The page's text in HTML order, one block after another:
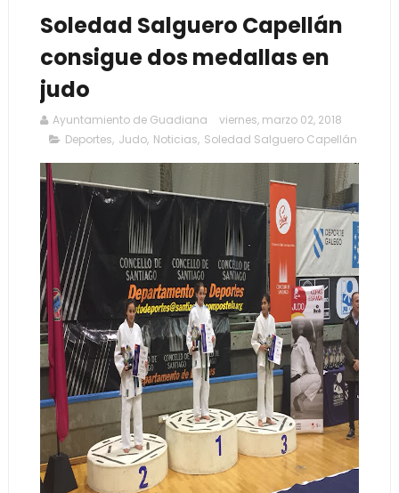
Soledad Salguero Capellán
consigue dos medallas en
judo
Ayuntamiento de Guadiana
viernes, marzo 02, 2018
Deportes, Judo, Noticias, Soledad Salguero Capellán